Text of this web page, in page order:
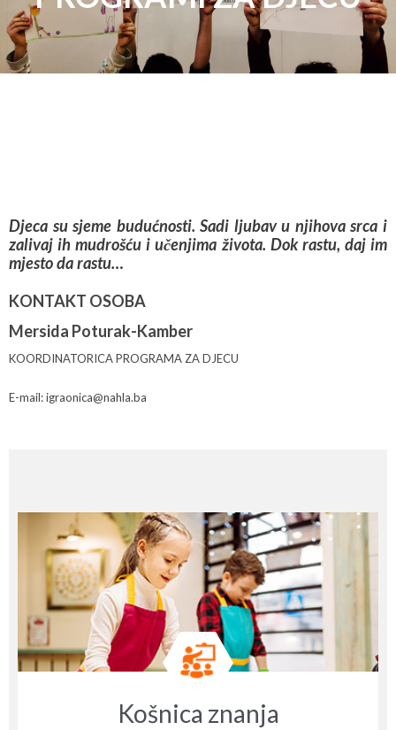
Djeca su sjeme budućnosti. Sadi ljubav u njihova srca i
zalivaj ih mudrošću i učenjima života. Dok rastu, daj im
mjesto da rastu…
KONTAKT OSOBA
Mersida Poturak-Kamber
KOORDINATORICA PROGRAMA ZA DJECU
E-mail: igraonica@nahla.ba
Košnica znanja